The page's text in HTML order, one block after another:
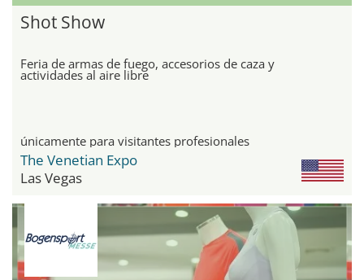
Shot Show
Feria de armas de fuego, accesorios de caza y
actividades al aire libre
únicamente para visitantes profesionales
The Venetian Expo
Las Vegas